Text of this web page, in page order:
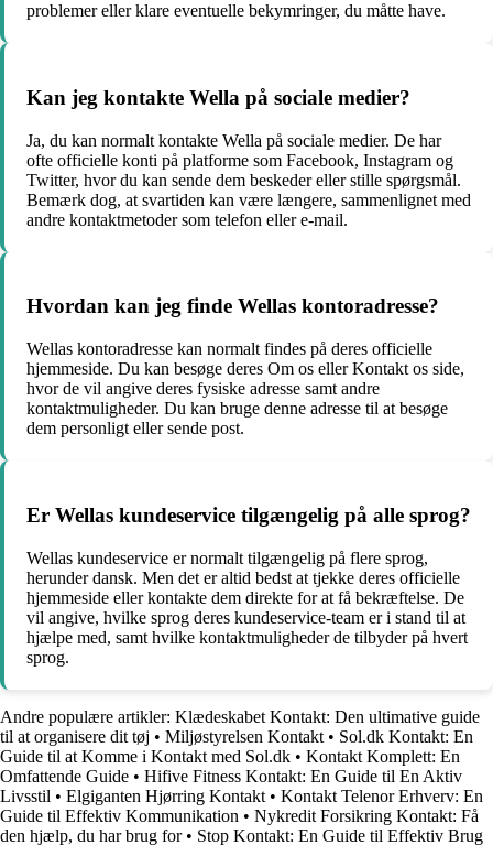
problemer eller klare eventuelle bekymringer, du måtte have.
Kan jeg kontakte Wella på sociale medier?
Ja, du kan normalt kontakte Wella på sociale medier. De har
ofte officielle konti på platforme som Facebook, Instagram og
Twitter, hvor du kan sende dem beskeder eller stille spørgsmål.
Bemærk dog, at svartiden kan være længere, sammenlignet med
andre kontaktmetoder som telefon eller e-mail.
Hvordan kan jeg finde Wellas kontoradresse?
Wellas kontoradresse kan normalt findes på deres officielle
hjemmeside. Du kan besøge deres Om os eller Kontakt os side,
hvor de vil angive deres fysiske adresse samt andre
kontaktmuligheder. Du kan bruge denne adresse til at besøge
dem personligt eller sende post.
Er Wellas kundeservice tilgængelig på alle sprog?
Wellas kundeservice er normalt tilgængelig på flere sprog,
herunder dansk. Men det er altid bedst at tjekke deres officielle
hjemmeside eller kontakte dem direkte for at få bekræftelse. De
vil angive, hvilke sprog deres kundeservice-team er i stand til at
hjælpe med, samt hvilke kontaktmuligheder de tilbyder på hvert
sprog.
Andre populære artikler: Klædeskabet Kontakt: Den ultimative guide
til at organisere dit tøj • Miljøstyrelsen Kontakt • Sol.dk Kontakt: En
Guide til at Komme i Kontakt med Sol.dk • Kontakt Komplett: En
Omfattende Guide • Hifive Fitness Kontakt: En Guide til En Aktiv
Livsstil • Elgiganten Hjørring Kontakt • Kontakt Telenor Erhverv: En
Guide til Effektiv Kommunikation • Nykredit Forsikring Kontakt: Få
den hjælp, du har brug for• Stop Kontakt: En Guide til Effektiv Brug